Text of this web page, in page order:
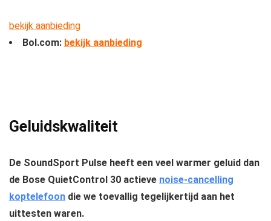
bekijk aanbieding
Bol.com: bekijk aanbieding
Geluidskwaliteit
De SoundSport Pulse heeft een veel warmer geluid dan
de Bose QuietControl 30 actieve noise-cancelling
koptelefoon die we toevallig tegelijkertijd aan het
uittesten waren.